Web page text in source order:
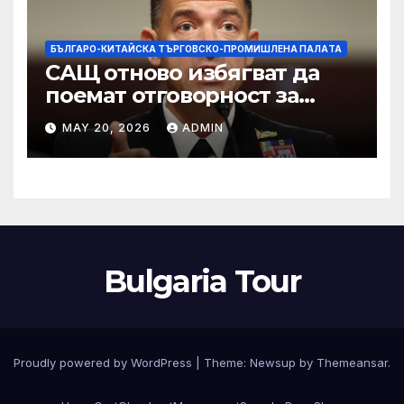
БЪЛГАРО-КИТАЙСКА ТЪРГОВСКО-ПРОМИШЛЕНА ПАЛAТА
САЩ отново избягват да
поемат отговорност за
нападението в училище в
Иран, при което загинаха
155 души
MAY 20, 2026 ADMIN
Bulgaria Tour
Proudly powered by WordPress Theme: Newsup by Themeansar.